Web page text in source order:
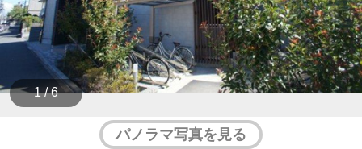
1 / 6
パノラマ写真を見る